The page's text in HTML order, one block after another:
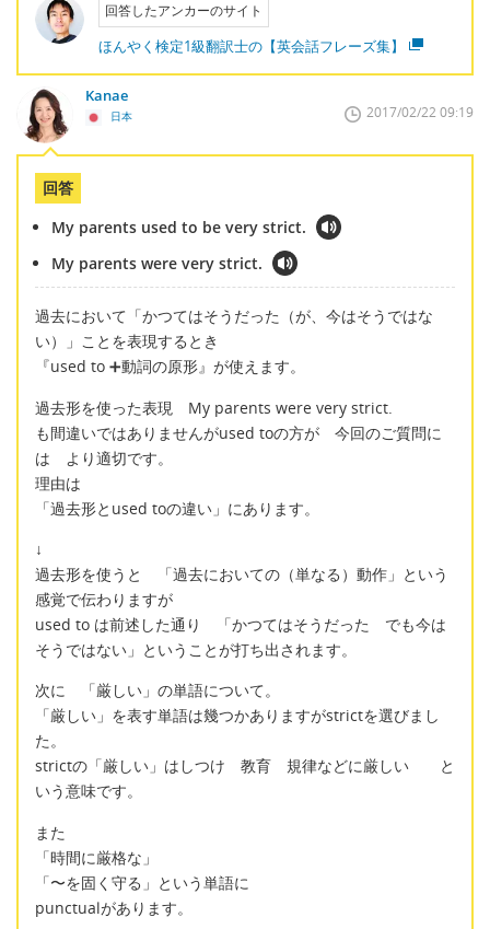
回答したアンカーのサイト
ほんやく検定1級翻訳士の【英会話フレーズ集】
Kanae
日本 2017/02/22 09:19
回答
My parents used to be very strict.
My parents were very strict.
過去において「かつてはそうだった（が、今はそうではな
い）」ことを表現するとき
『used to ➕動詞の原形』が使えます。
過去形を使った表現 My parents were very strict.
も間違いではありませんがused toの方が 今回のご質問に
は より適切です。
理由は
「過去形とused toの違い」にあります。
↓
過去形を使うと 「過去においての（単なる）動作」という
感覚で伝わりますが
used to は前述した通り 「かつてはそうだった でも今は
そうではない」ということが打ち出されます。
次に 「厳しい」の単語について。
「厳しい」を表す単語は幾つかありますがstrictを選びまし
た。
strictの「厳しい」はしつけ 教育 規律などに厳しい と
いう意味です。
また
「時間に厳格な」
「〜を固く守る」という単語に
punctualがあります。